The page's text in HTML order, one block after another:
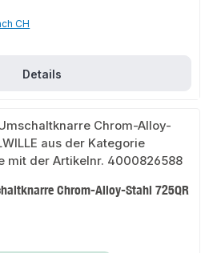
CH
Details
Chrom-Alloy-Stahl 725QR